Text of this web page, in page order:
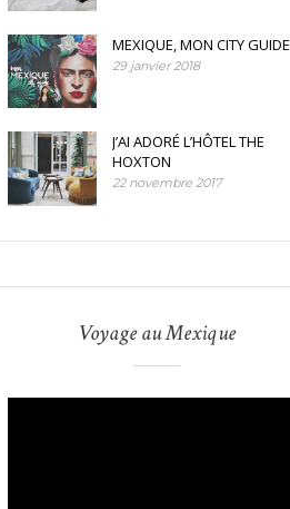
MEXIQUE, MON CITY GUIDE
29 janvier 2018
J’AI ADORÉ L’HÔTEL THE
HOXTON
22 novembre 2017
Voyage au Mexique